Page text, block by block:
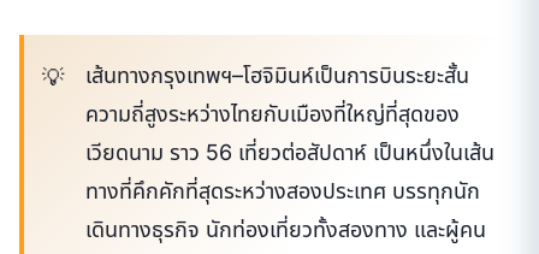
เส้นทางกรุงเทพฯ–โฮจิมินห์เป็นการบินระยะสั้น
ความถี่สูงระหว่างไทยกับเมืองที่ใหญ่ที่สุดของ
เวียดนาม ราว 56 เที่ยวต่อสัปดาห์ เป็นหนึ่งในเส้น
ทางที่คึกคักที่สุดระหว่างสองประเทศ บรรทุกนัก
เดินทางธุรกิจ นักท่องเที่ยวทั้งสองทาง และผู้คน